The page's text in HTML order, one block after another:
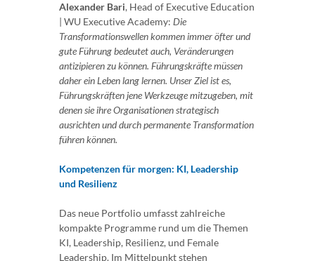
Alexander Bari, Head of Executive Education
| WU Executive Academy: Die
Transformationswellen kommen immer öfter und
gute Führung bedeutet auch, Veränderungen
antizipieren zu können. Führungskräfte müssen
daher ein Leben lang lernen. Unser Ziel ist es,
Führungskräften jene Werkzeuge mitzugeben, mit
denen sie ihre Organisationen strategisch
ausrichten und durch permanente Transformation
führen können.
Kompetenzen für morgen: KI, Leadership
und Resilienz
Das neue Portfolio umfasst zahlreiche
kompakte Programme rund um die Themen
KI, Leadership, Resilienz, und Female
Leadership. Im Mittelpunkt stehen